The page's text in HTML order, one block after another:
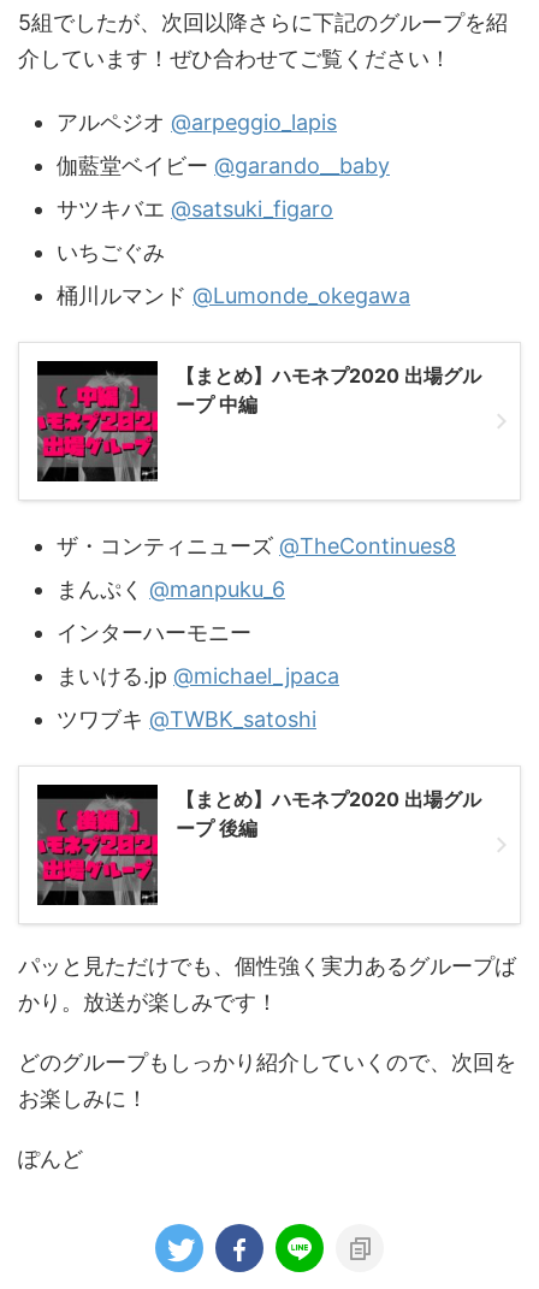
5組でしたが、次回以降さらに下記のグループを紹
介しています！ぜひ合わせてご覧ください！
アルペジオ @arpeggio_lapis
伽藍堂ベイビー @garando__baby
サツキバエ @satsuki_figaro
いちごぐみ
桶川ルマンド @Lumonde_okegawa
【まとめ】ハモネプ2020 出場グル
ープ 中編
ザ・コンティニューズ @TheContinues8
まんぷく @manpuku_6
インターハーモニー
まいける.jp @michael_jpaca
ツワブキ @TWBK_satoshi
【まとめ】ハモネプ2020 出場グル
ープ 後編
パッと見ただけでも、個性強く実力あるグループば
かり。放送が楽しみです！
どのグループもしっかり紹介していくので、次回を
お楽しみに！
ぽんど